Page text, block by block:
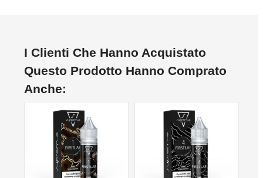
I Clienti Che Hanno Acquistato
Questo Prodotto Hanno Comprato
Anche: